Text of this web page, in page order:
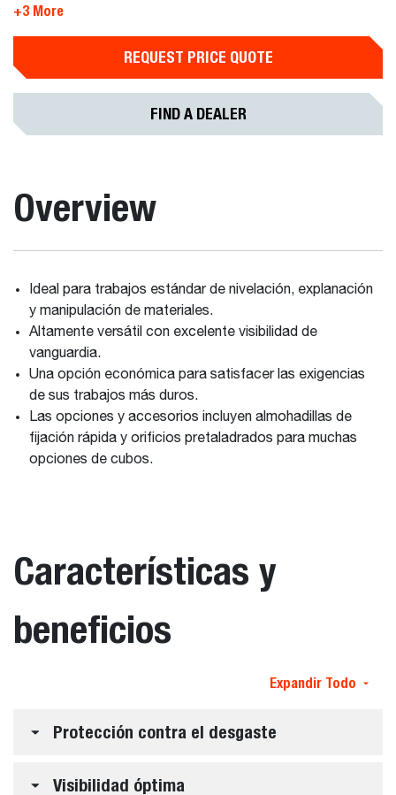
+3 More
REQUEST PRICE QUOTE
FIND A DEALER
Overview
Ideal para trabajos estándar de nivelación, explanación
y manipulación de materiales.
Altamente versátil con excelente visibilidad de
vanguardia.
Una opción económica para satisfacer las exigencias
de sus trabajos más duros.
Las opciones y accesorios incluyen almohadillas de
fijación rápida y orificios pretaladrados para muchas
opciones de cubos.
Características y
beneficios
Expandir Todo
Protección contra el desgaste
Visibilidad óptima